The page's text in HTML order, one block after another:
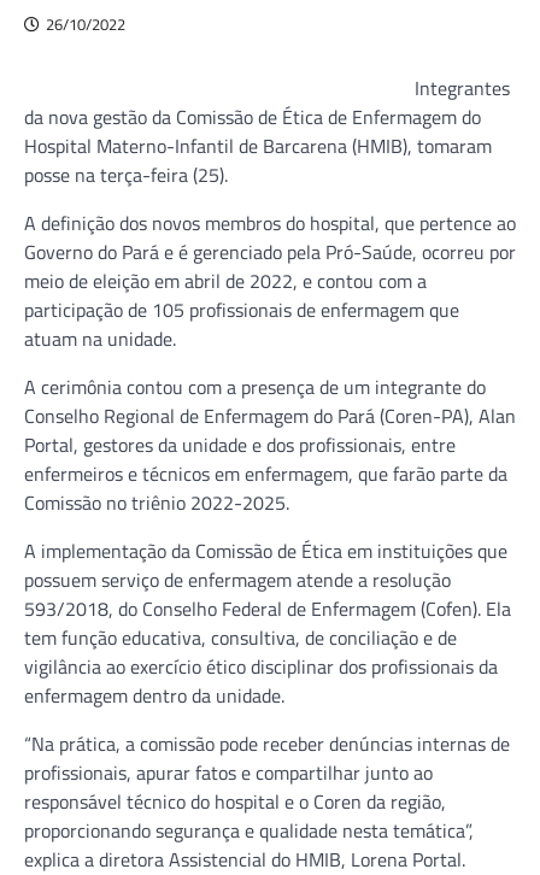
26/10/2022
Integrantes
da nova gestão da Comissão de Ética de Enfermagem do
Hospital Materno-Infantil de Barcarena (HMIB), tomaram
posse na terça-feira (25).
A definição dos novos membros do hospital, que pertence ao
Governo do Pará e é gerenciado pela Pró-Saúde, ocorreu por
meio de eleição em abril de 2022, e contou com a
participação de 105 profissionais de enfermagem que
atuam na unidade.
A cerimônia contou com a presença de um integrante do
Conselho Regional de Enfermagem do Pará (Coren-PA), Alan
Portal, gestores da unidade e dos profissionais, entre
enfermeiros e técnicos em enfermagem, que farão parte da
Comissão no triênio 2022-2025.
A implementação da Comissão de Ética em instituições que
possuem serviço de enfermagem atende a resolução
593/2018, do Conselho Federal de Enfermagem (Cofen). Ela
tem função educativa, consultiva, de conciliação e de
vigilância ao exercício ético disciplinar dos profissionais da
enfermagem dentro da unidade.
“Na prática, a comissão pode receber denúncias internas de
profissionais, apurar fatos e compartilhar junto ao
responsável técnico do hospital e o Coren da região,
proporcionando segurança e qualidade nesta temática”,
explica a diretora Assistencial do HMIB, Lorena Portal.